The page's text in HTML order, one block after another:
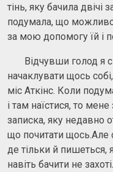
тінь, яку бачила двічі
подумала, що
за мою допомогу їй і
Відчувши голод я
начаклувати щось
міс Аткінс. Коли
і там наїстися, то
записка, яку недавно
що почитати щось.Але
де тільки й пишеться,
навіть бачити не